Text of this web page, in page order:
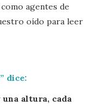
agentes de
oído para leer
dice:
altura, cada